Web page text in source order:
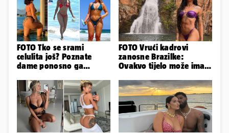
FOTO Tko se srami
celulita još? Poznate
dame ponosno ga
obline
FOTO Vrući kadrovi
zanosne Brazilke:
Ovakvo tijelo može imati